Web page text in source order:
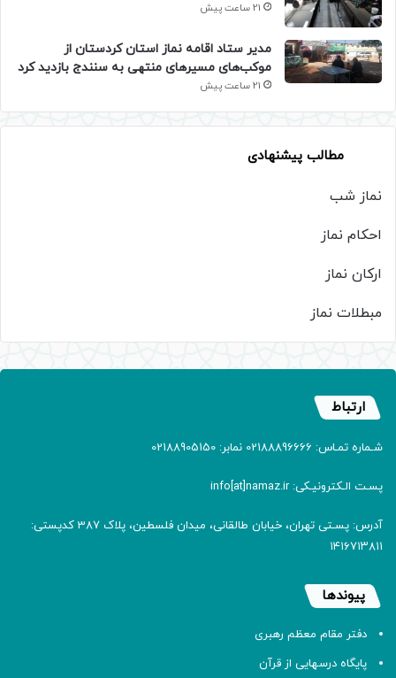
21 ساعت پیش
مدیر ستاد اقامه نماز استان کردستان از
موکب‌های مسیرهای منتهی به سنندج بازدید کرد
21 ساعت پیش
مطالب پیشنهادی
نماز شب
احکام نماز
ارکان نماز
مبطلات نماز
ارتباط
شـماره تمـاس: 02188896666 نمابر: 02188905150
پسـت الـکترونیـکی: info[at]namaz.ir
آدرس: پسـتی تهران، خیابان طالقانی، میدان فلسطین، پلاک 387 کدپستی:
۱۴۱۶۷۱۳۸۱۱
پیوندها
دفتر مقام معظم رهبری
پایگاه درسهایی از قرآن